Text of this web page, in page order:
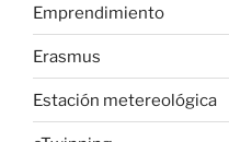
Emprendimiento
Erasmus
Estación metereológica